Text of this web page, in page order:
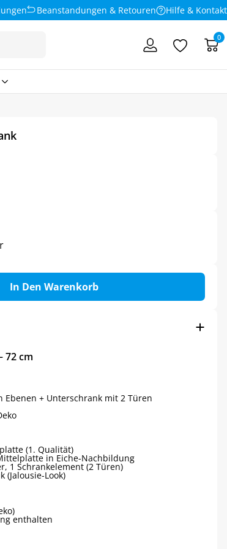
Beanstandungen & Retouren Hilfe & Kontakt
0
In Den Warenkorb
72 cm
+ Unterschrank mit 2 Türen
(1. Qualität)
in Eiche-Nachbildung
1 Schrankelement (2 Türen)
(Jalousie-Look)
enthalten